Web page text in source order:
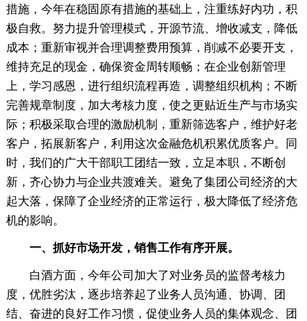
措施，今年在稳固原有措施的基础上，注重练好内功，积
极自救。努力提升管理模式，开源节流、增收减支，降低
成本；重新审视并合理调整费用预算，削减不必要开支，
维持充足的现金，确保资金周转顺畅；在企业创新管理
上，学习感恩，进行组织流程再造，调整组织机构；不断
完善规章制度，加大考核力度，使之更贴近生产与市场实
际；积极采取合理的激励机制，重新筛选客户，维护好老
客户，拓展新客户，利用这次金融危机积累优质客户。同
时，我们的广大干部职工团结一致，立足本职，不断创
新，齐心协力与企业共渡难关。避免了集团公司经济的大
起大落，保障了企业经济的正常运行，极大降低了经济危
机的影响。
一、抓好市场开发，销售工作有序开展。
白酒方面，今年公司加大了对业务员的监督考核力
度，优胜劣汰，逐步培养起了业务人员沟通、协调、团
结、奋进的良好工作习惯，促使业务人员的集体观念、团